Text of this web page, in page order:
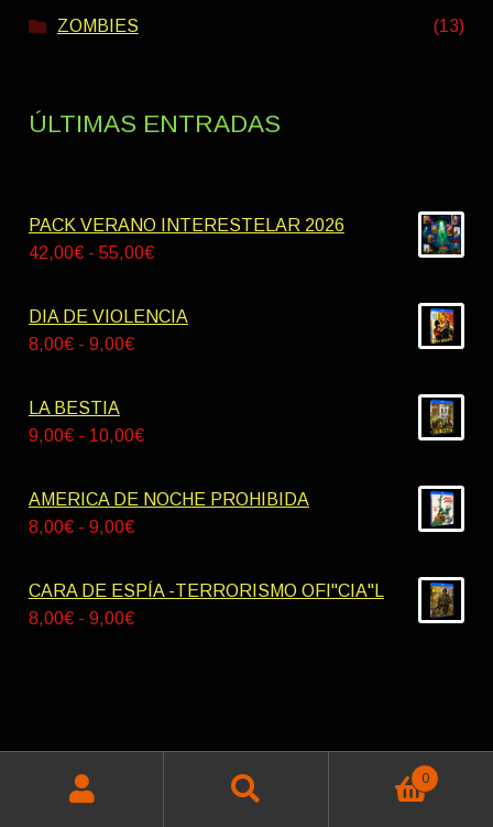
ZOMBIES (13)
ÚLTIMAS ENTRADAS
PACK VERANO INTERESTELAR 2026
42,00€ - 55,00€Rango
precios:
DIA DE VIOLENCIA
8,00€ - 9,00€Rango
desde
9,00€
LA BESTIA
9,00€ - 10,00€Rango
precios:
10,00€
AMERICA DE NOCHE PROHIBIDA
8,00€ - 9,00€Rango
precios:
desde
CARA DE ESPÍA -TERRORISMO OFI"CIA"L
8,00€ - 9,00€Rango
hasta
© Miskatonik Videos 2026
Política de privacidad
Construido con WooCommerce
Buscar
0